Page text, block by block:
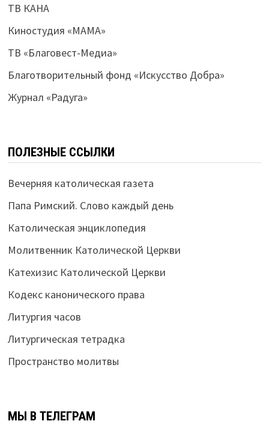
ТВ КАНА
Киностудия «МАМА»
ТВ «Благовест-Медиа»
Благотворительный фонд «Искусство Добра»
Журнал «Радуга»
ПОЛЕЗНЫЕ ССЫЛКИ
Вечерняя католическая газета
Папа Римский. Слово каждый день
Католическая энциклопедия
Молитвенник Католической Церкви
Катехизис Католической Церкви
Кодекс канонического права
Литургия часов
Литургическая тетрадка
Пространство молитвы
МЫ В ТЕЛЕГРАМ